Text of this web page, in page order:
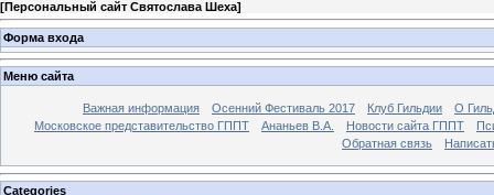
[Персональный сайт Святослава Шеха]
Форма входа
Меню сайта
Важная информация Осенний Фестиваль 2017 Клуб Гильдии
О
Московское представительство ГППТ
Ананьев В.А. Новости сайта ГППТ
Обратная связь
Categories